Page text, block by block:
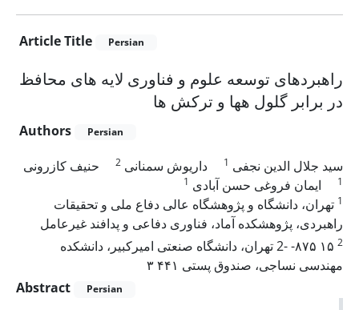
Article Title Persian
راهبردهای توسعه علوم و فناوری لایه های محافظ
در برابر گلول هها و ترکش ها
Authors Persian
سید جلال الدین نجفی 1 داریوش سمنانی 2 حنیف کازرونی
1 ایمان فروغی حسن آبادی 1
1 تهران، دانشگاه و پژوهشگاه عالی دفاع ملی و تحقیقات
راهبردی، پژوهشکده آماد، فناوری دفاعی و پدافند غیرعامل
2
۱۵ ۸۷۵- -2 تهران، دانشگاه صنعتی امیرکبیر، دانشکده
مهندسی نساجی، صندوق پستی ۴۴۱ ۳
Abstract
Persian